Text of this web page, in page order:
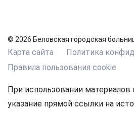
© 2026 Беловская городская
Карта сайта
Политика
Правила пользования cookie
При использовании материалов
указание прямой ссылки на